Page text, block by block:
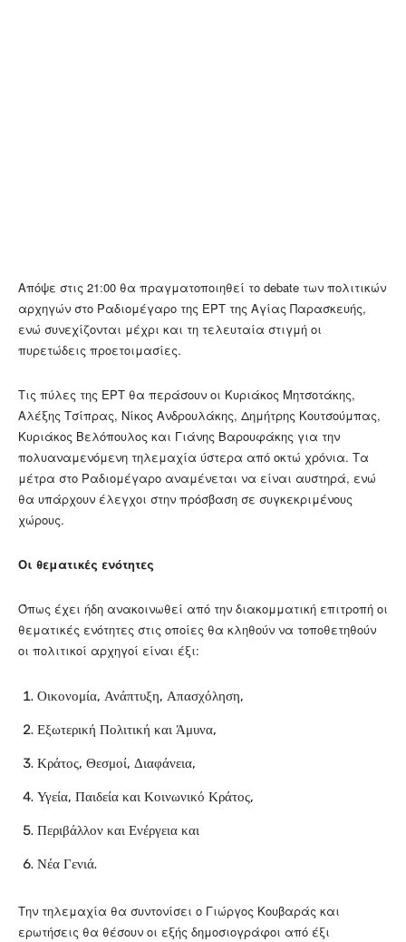
Απόψε στις 21:00 θα πραγματοποιηθεί το debate των πολιτικών
αρχηγών στο Ραδιομέγαρο της ΕΡΤ της Αγίας Παρασκευής,
ενώ συνεχίζονται μέχρι και τη τελευταία στιγμή οι
πυρετώδεις προετοιμασίες.
Τις πύλες της ΕΡΤ θα περάσουν οι Κυριάκος Μητσοτάκης,
Αλέξης Τσίπρας, Νίκος Ανδρουλάκης, Δημήτρης Κουτσούμπας,
Κυριάκος Βελόπουλος και Γιάνης Βαρουφάκης για την
πολυαναμενόμενη τηλεμαχία ύστερα από οκτώ χρόνια. Τα
μέτρα στο Ραδιομέγαρο αναμένεται να είναι αυστηρά, ενώ
θα υπάρχουν έλεγχοι στην πρόσβαση σε συγκεκριμένους
χώρους.
Οι θεματικές ενότητες
Όπως έχει ήδη ανακοινωθεί από την διακομματική επιτροπή οι
θεματικές ενότητες στις οποίες θα κληθούν να τοποθετηθούν
οι πολιτικοί αρχηγοί είναι έξι:
Οικονομία, Ανάπτυξη, Απασχόληση,
Εξωτερική Πολιτική και Άμυνα,
Κράτος, Θεσμοί, Διαφάνεια,
Υγεία, Παιδεία και Κοινωνικό Κράτος,
Περιβάλλον και Ενέργεια και
Νέα Γενιά.
Την τηλεμαχία θα συντονίσει ο Γιώργος Κουβαράς και
ερωτήσεις θα θέσουν οι εξής δημοσιογράφοι από έξι